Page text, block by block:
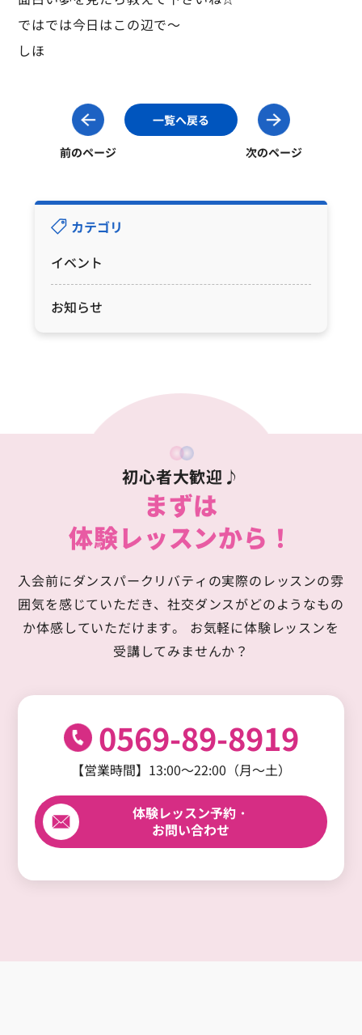
ではでは今日はこの辺で～
しほ
前のページ
一覧へ戻る
次のページ
カテゴリ
イベント
お知らせ
初心者大歓迎♪
まずは
体験レッスンから！
入会前にダンスパークリバティの実際のレッスンの雰
囲気を感じていただき、社交ダンスがどのようなもの
か体感していただけます。
お気軽に体験レッスンを
受講してみませんか？
0569-89-8919
【営業時間】13:00～22:00（月～土）
体験レッスン予約・
お問い合わせ